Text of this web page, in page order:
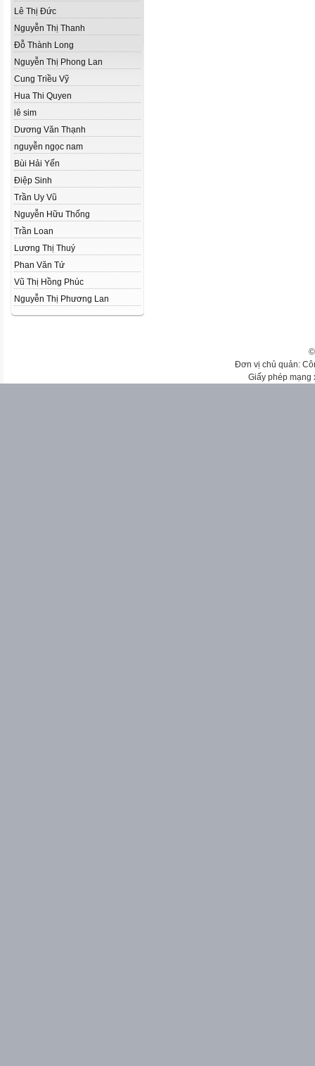
Lê Thị Đức
Nguyễn Thị Thanh
Đỗ Thành Long
Nguyễn Thị Phong Lan
Cung Triều Vỹ
Hua Thi Quyen
lê sim
Dương Văn Thạnh
nguyễn ngọc nam
Bùi Hải Yến
Điệp Sinh
Trần Uy Vũ
Nguyễn Hữu Thống
Trần Loan
Lương Thị Thuý
Phan Văn Tứ
Vũ Thị Hồng Phúc
Nguyễn Thị Phương Lan
Đơn vị chủ quản:
Giấy phép mạng